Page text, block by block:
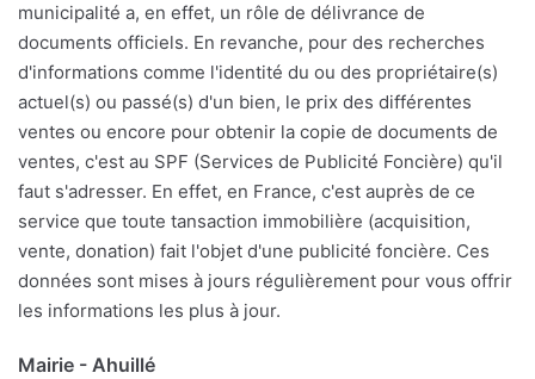
municipalité a, en effet, un rôle de délivrance de
documents officiels. En revanche, pour des recherches
d'informations comme l'identité du ou des propriétaire(s)
actuel(s) ou passé(s) d'un bien, le prix des différentes
ventes ou encore pour obtenir la copie de documents de
ventes, c'est au SPF (Services de Publicité Foncière) qu'il
faut s'adresser. En effet, en France, c'est auprès de ce
service que toute tansaction immobilière (acquisition,
vente, donation) fait l'objet d'une publicité foncière. Ces
données sont mises à jours régulièrement pour vous offrir
les informations les plus à jour.
Mairie - Ahuillé